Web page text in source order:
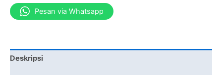
Pesan via Whatsapp
Deskripsi